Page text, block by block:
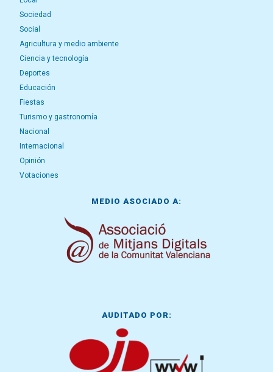
Sociedad
Social
Agricultura y medio ambiente
Ciencia y tecnología
Deportes
Educación
Fiestas
Turismo y gastronomía
Nacional
Internacional
Opinión
Votaciones
MEDIO ASOCIADO A:
AUDITADO POR: